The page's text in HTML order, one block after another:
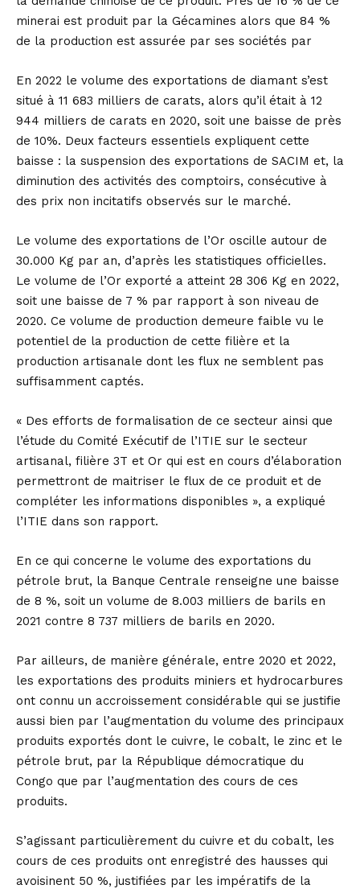
minerai est produit par la Gécamines alors que 84 %
de la production est assurée par ses sociétés par
En 2022 le volume des exportations de diamant s’est
situé à 11 683 milliers de carats, alors qu’il était à 12
944 milliers de carats en 2020, soit une baisse de près
de 10%. Deux facteurs essentiels expliquent cette
baisse : la suspension des exportations de SACIM et, la
diminution des activités des comptoirs, consécutive à
des prix non incitatifs observés sur le marché.
Le volume des exportations de l’Or oscille autour de
30.000 Kg par an, d’après les statistiques officielles.
Le volume de l’Or exporté a atteint 28 306 Kg en 2022,
soit une baisse de 7 % par rapport à son niveau de
2020. Ce volume de production demeure faible vu le
potentiel de la production de cette filière et la
production artisanale dont les flux ne semblent pas
suffisamment captés.
« Des efforts de formalisation de ce secteur ainsi que
l’étude du Comité Exécutif de l’ITIE sur le secteur
artisanal, filière 3T et Or qui est en cours d’élaboration
permettront de maitriser le flux de ce produit et de
compléter les informations disponibles », a expliqué
l’ITIE dans son rapport.
En ce qui concerne le volume des exportations du
pétrole brut, la Banque Centrale renseigne une baisse
de 8 %, soit un volume de 8.003 milliers de barils en
2021 contre 8 737 milliers de barils en 2020.
Par ailleurs, de manière générale, entre 2020 et 2022,
les exportations des produits miniers et hydrocarbures
ont connu un accroissement considérable qui se justifie
aussi bien par l’augmentation du volume des principaux
produits exportés dont le cuivre, le cobalt, le zinc et le
pétrole brut, par la République démocratique du
Congo que par l’augmentation des cours de ces
produits.
S’agissant particulièrement du cuivre et du cobalt, les
cours de ces produits ont enregistré des hausses qui
avoisinent 50 %, justifiées par les impératifs de la